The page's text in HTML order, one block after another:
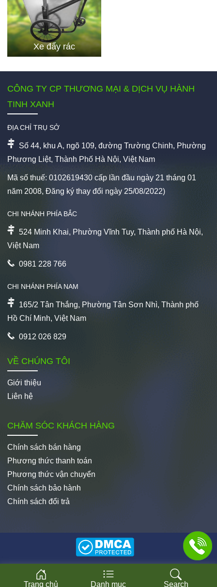
Trang chủ Danh mục Search
Xe đẩy rác
CÔNG TY CP THƯƠNG MẠI & DỊCH VỤ HÀNH
TINH XANH
ĐỊA CHỈ TRỤ SỞ
Số 44, khu A, ngõ 109, đường Trường Chinh, Phường
Phương Liệt, Thành Phố Hà Nội, Việt Nam
Mã số thuế: 0102619430 cấp lần đầu ngày 21 tháng 01
năm 2008, Đăng ký thay đổi ngày 25/08/2022)
CHI NHÁNH PHÍA BẮC
524 Minh Khai, Phường Vĩnh Tuy, Thành phố Hà Nội,
Việt Nam
0981 228 766
CHI NHÁNH PHÍA NAM
165/2 Tân Thắng, Phường Tân Sơn Nhì, Thành phố
Hồ Chí Minh, Việt Nam
0912 026 829
VỀ CHÚNG TÔI
Giới thiệu
Liên hệ
CHĂM SÓC KHÁCH HÀNG
Chính sách bán hàng
Phương thức thanh toán
Phương thức vận chuyển
Chính sách bảo hành
Chính sách đổi trả
© Copyright 2008 - 2025 - Công ty CP Thương mại Hành
Tinh Xanh